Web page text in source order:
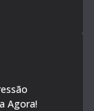
Agora!